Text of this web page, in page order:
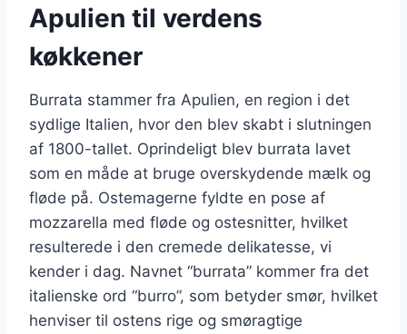
Apulien til verdens
køkkener
Burrata stammer fra Apulien, en region i det
sydlige Italien, hvor den blev skabt i slutningen
af 1800-tallet. Oprindeligt blev burrata lavet
som en måde at bruge overskydende mælk og
fløde på. Ostemagerne fyldte en pose af
mozzarella med fløde og ostesnitter, hvilket
resulterede i den cremede delikatesse, vi
kender i dag. Navnet “burrata” kommer fra det
italienske ord “burro”, som betyder smør, hvilket
henviser til ostens rige og smøragtige